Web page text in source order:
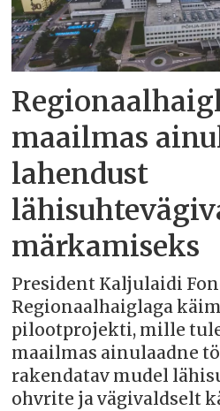
maailmas
lahendust
märkamiseks
President Kaljulaidi
Regionaalhaiglaga
pilootprojekti, mille
maailmas ainulaadne
rakendatav mudel
ohvrite ja vägivaldselt